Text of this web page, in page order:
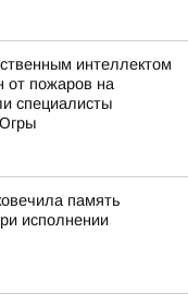
интеллектом
от пожаров на
специалисты
память
исполнении